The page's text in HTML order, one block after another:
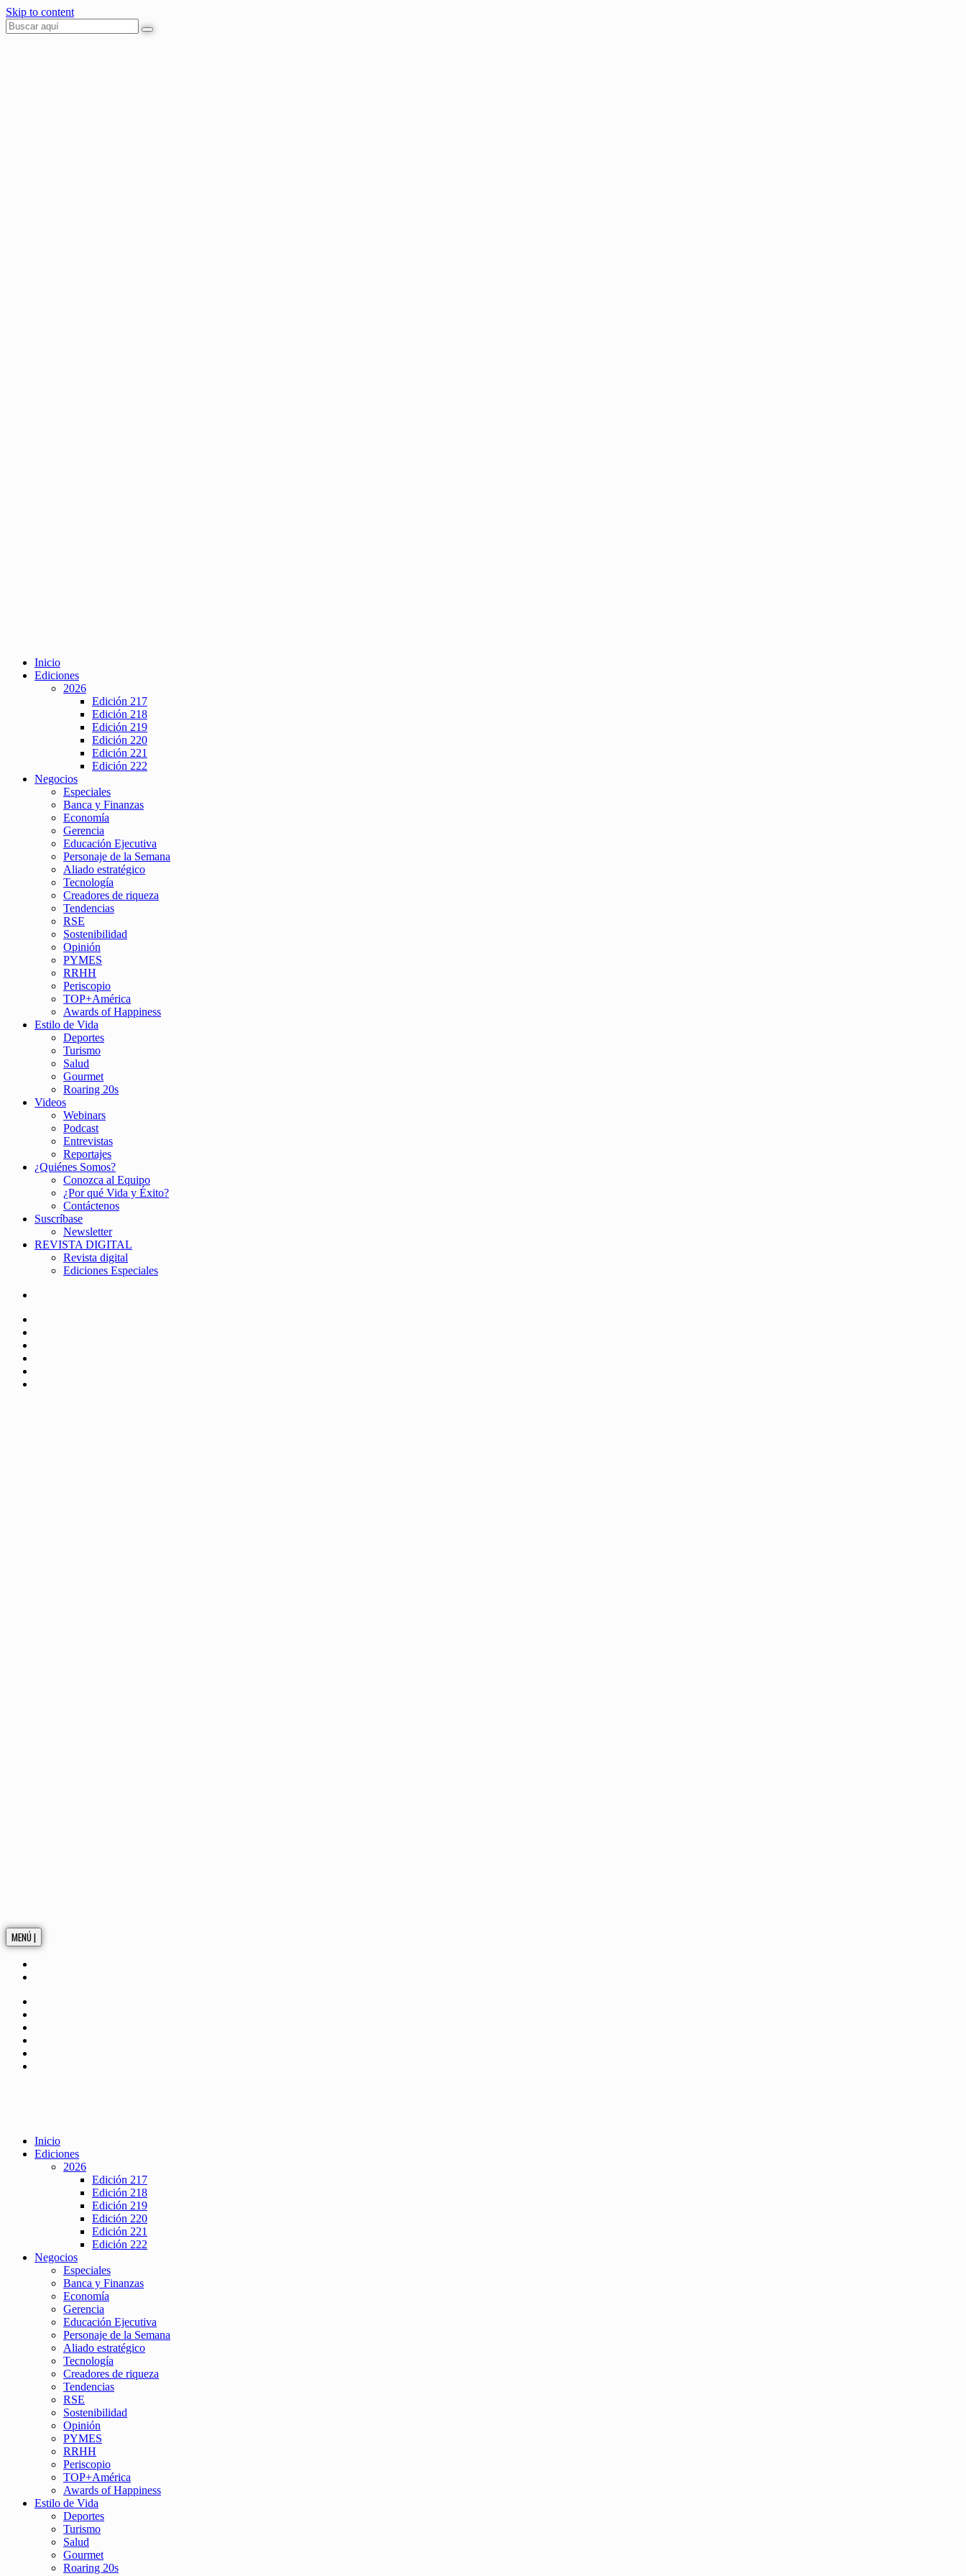
Skip to content
Inicio
Ediciones
2026
Edición 217
Edición 218
Edición 219
Edición 220
Edición 221
Edición 222
Negocios
Especiales
Banca y Finanzas
Economía
Gerencia
Educación Ejecutiva
Personaje de la Semana
Aliado estratégico
Tecnología
Creadores de riqueza
Tendencias
RSE
Sostenibilidad
Opinión
PYMES
RRHH
Periscopio
TOP+América
Awards of Happiness
Estilo de Vida
Deportes
Turismo
Salud
Gourmet
Roaring 20s
Videos
Webinars
Podcast
Entrevistas
Reportajes
¿Quiénes Somos?
Conozca al Equipo
¿Por qué Vida y Éxito?
Contáctenos
Suscríbase
Newsletter
REVISTA DIGITAL
Revista digital
Ediciones Especiales
MENÚ |
Inicio
Ediciones
2026
Edición 217
Edición 218
Edición 219
Edición 220
Edición 221
Edición 222
Negocios
Especiales
Banca y Finanzas
Economía
Gerencia
Educación Ejecutiva
Personaje de la Semana
Aliado estratégico
Tecnología
Creadores de riqueza
Tendencias
RSE
Sostenibilidad
Opinión
PYMES
RRHH
Periscopio
TOP+América
Awards of Happiness
Estilo de Vida
Deportes
Turismo
Salud
Gourmet
Roaring 20s